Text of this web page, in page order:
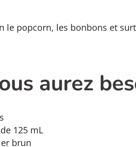
le popcorn, les bonbons et
aurez
125 mL
brun